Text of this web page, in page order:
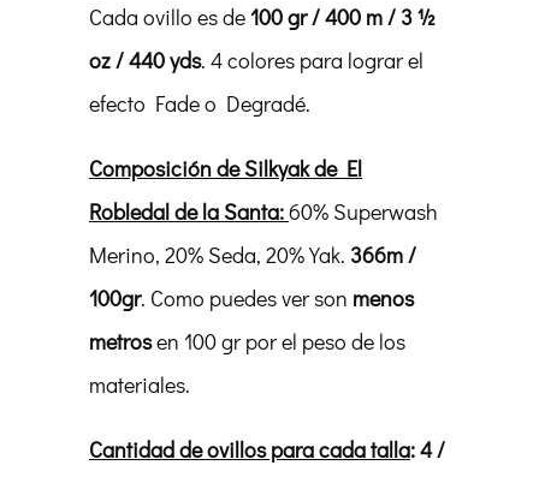
Cada ovillo es de100 gr / 400 m / 3 ½
oz / 440 yds. 4 colores para lograr el
efecto Fade o Degradé.
Composición deSilkyakde El
Robledal de la Santa:60% Superwash
Merino, 20% Seda, 20% Yak. 366m /
100gr. Como puedes ver son menos
metrosen 100 gr por el peso de los
materiales.
Cantidad de ovillos para cada talla:4 /